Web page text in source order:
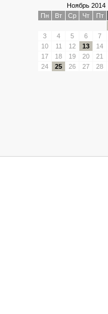
Ноябрь 2014
Пн
Вт Ср Чт Пт
3
4 5 6 7
10
11 12 13 14
17
18 19 20 21
24
25 26 27 28